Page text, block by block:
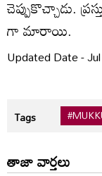
చెప్పుకొచ్చాడు.
గా మారాయి.
Updated Date -
Tags
తాజా వార్తలు